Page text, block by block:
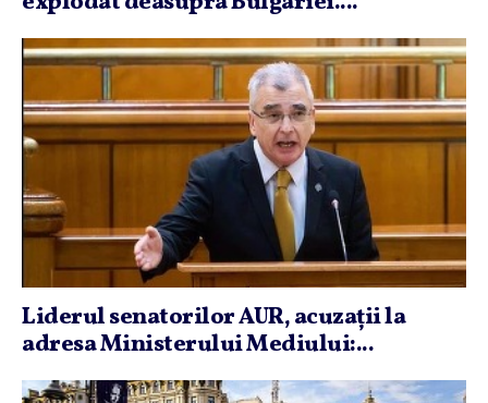
Liderul senatorilor AUR, acuzaţii la
adresa Ministerului Mediului:...